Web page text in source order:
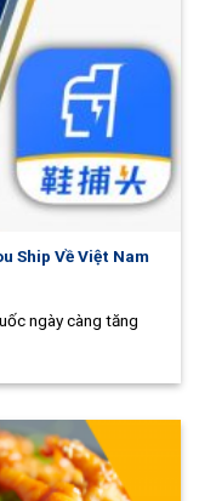
Ship Về Việt Nam
ngày càng tăng